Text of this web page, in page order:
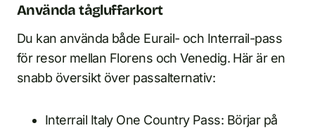
Använda tågluffarkort
Du kan använda både Eurail- och Interrail-pass
för resor mellan Florens och Venedig. Här är en
snabb översikt över passalternativ:
Interrail Italy One Country Pass: Börjar på